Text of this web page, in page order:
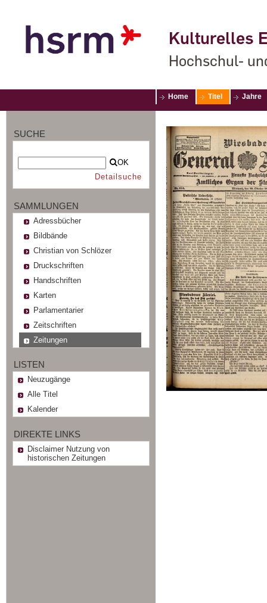
Kulturelles
Hochschul-
Home Titel Jahre
SUCHE
OK
Detailsuche
SAMMLUNGEN
Adressbücher
Bildbände
Christian von Schlözer
Druckschriften
Handschriften
Karten
Parlamentarier
Zeitschriften
Zeitungen
LISTEN
Neuzugänge
Alle Titel
Kalender
DIREKTE LINKS
Disclaimer Nutzung von
historischen Zeitungen